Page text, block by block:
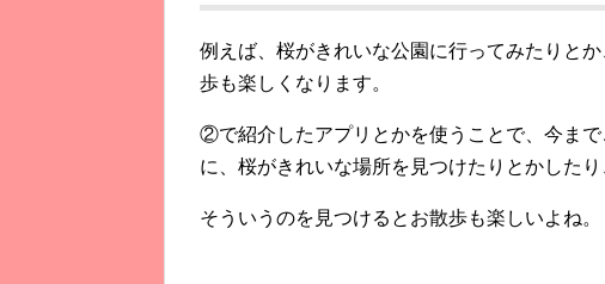
例えば、桜がきれいな公園に行ってみたりと
歩も楽しくなります。
②で紹介したアプリとかを使うことで、今ま
に、桜がきれいな場所を見つけたりとかした
そういうのを見つけるとお散歩も楽しいよね。